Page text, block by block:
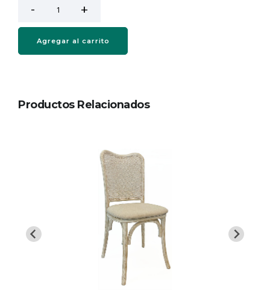
Agregar al carrito
Productos Relacionados